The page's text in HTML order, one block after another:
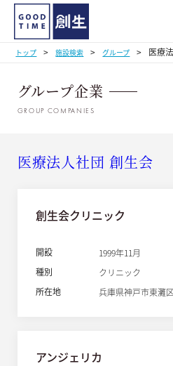
トップ > 施設検索 > グループ > 医療
グループ企業
GROUP COMPANIES
医療法人社団 創生会
創生会クリニック
開設
1999年11月
種別
クリニック
所在地
兵庫県神戸市東灘
アンジェリカ